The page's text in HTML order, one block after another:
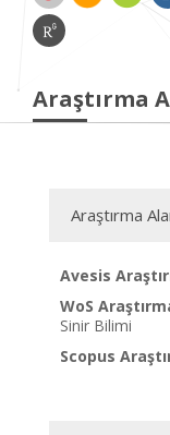
Araştırma
Araştırma
Avesis
WoS
Sinir Bilimi
Scopus